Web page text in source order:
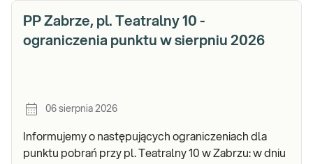
PP Zabrze, pl. Teatralny 10 -
ograniczenia punktu w sierpniu 2026
06 sierpnia 2026
Informujemy o następujących ograniczeniach dla
punktu pobrań przy pl. Teatralny 10 w Zabrzu: w dniu